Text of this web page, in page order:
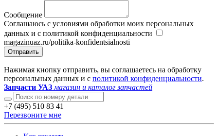
Сообщение
Соглашаюсь с условиями обработки моих персональных
данных и с политикой конфиденциальности
magazinuaz.ru/politika-konfidentsialnosti
Отправить
Нажимая кнопку отправить, вы соглашаетесь на обработку
персональных данных и с политикой конфиденциальности.
Запчасти УАЗ магазин и каталог запчастей
+7 (495) 510 83 41
Перезвоните мне